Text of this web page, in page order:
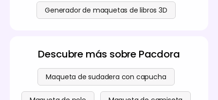
Generador de maquetas de libros 3D
Descubre más sobre Pacdora
Maqueta de sudadera con capucha